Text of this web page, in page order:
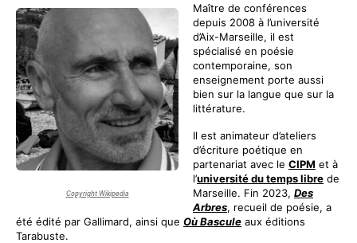
Copyright Wikipedia
Maître de conférences
depuis 2008 à l’université
d’Aix-Marseille, il est
spécialisé en poésie
contemporaine, son
enseignement porte aussi
bien sur la langue que sur la
littérature.
Il est animateur d’ateliers
d’écriture poétique en
partenariat avec le CIPM et à
l’université du temps libre de
Marseille. Fin 2023, Des
Arbres, recueil de poésie, a
été édité par Gallimard, ainsi que Où Bascule aux éditions
Tarabuste.